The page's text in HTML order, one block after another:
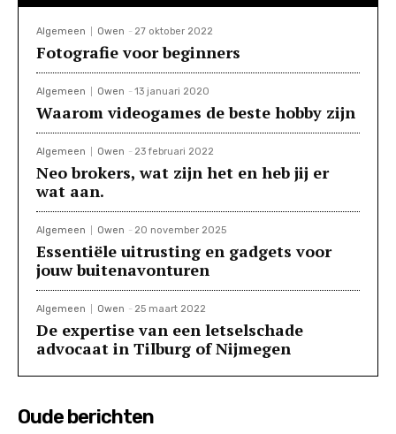
Algemeen Owen - 27 oktober 2022
Fotografie voor beginners
Algemeen Owen - 13 januari 2020
Waarom videogames de beste hobby zijn
Algemeen Owen - 23 februari 2022
Neo brokers, wat zijn het en heb jij er
wat aan.
Algemeen Owen - 20 november 2025
Essentiële uitrusting en gadgets voor
jouw buitenavonturen
Algemeen Owen - 25 maart 2022
De expertise van een letselschade
advocaat in Tilburg of Nijmegen
Oude berichten